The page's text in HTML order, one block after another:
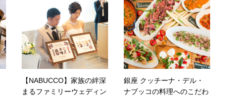
【NABUCCO】家族の絆深
まるファミリーウェディン
銀座 クッチーナ・デル・
ナブッコの料理へのこだわ